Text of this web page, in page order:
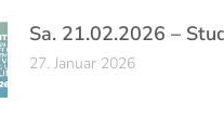
Sa. 21.02.2026 –
27. Januar 2026